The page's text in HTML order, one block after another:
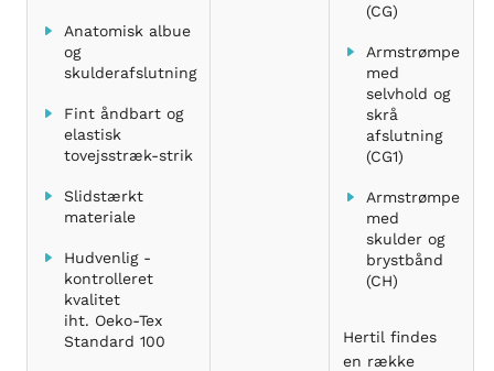
Anatomisk albue
og
skulderafslutning
Fint åndbart og
elastisk
tovejsstræk-strik
Slidstærkt
materiale
Hudvenlig -
kontrolleret
kvalitet
iht. Oeko-Tex
Standard 100
(CG)
Armstrømpe
med
selvhold og
skrå
afslutning
(CG1)
Armstrømpe
med
skulder og
brystbånd
(CH)
Hertil findes
en række